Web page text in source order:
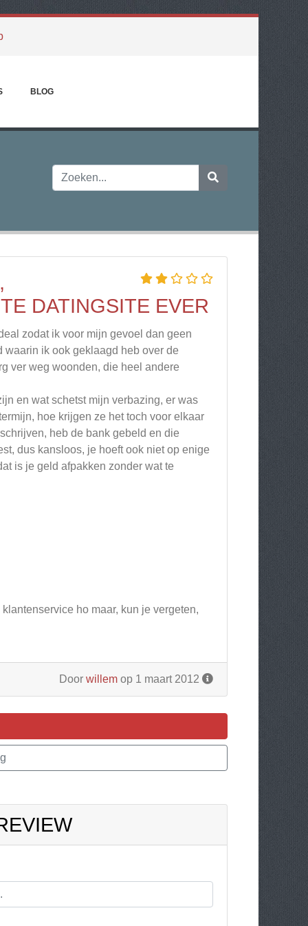
BLOG
DATINGSITE EVER
zodat ik voor mijn gevoel dan geen
waarin ik ook geklaagd heb over de
ver weg woonden, die heel andere
en wat schetst mijn verbazing, er was
hoe krijgen ze het toch voor elkaar
heb de bank gebeld en die
dus kansloos, je hoeft ook niet op enige
is je geld afpakken zonder wat te
ho maar, kun je vergeten,
Door willem op 1 maart 2012